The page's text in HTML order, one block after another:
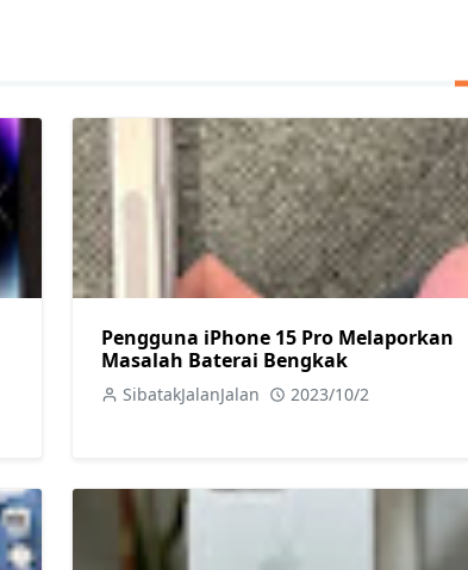
Pengguna iPhone 15 Pro Melaporkan
Masalah Baterai Bengkak
SibatakJalanJalan 2023/10/2